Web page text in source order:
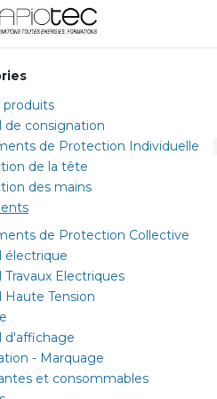
produits
de consignation
de Protection Individuelle
de la tête
des mains
de Protection Collective
électrique
Travaux Electriques
Haute Tension
d'affichage
- Marquage
et consommables